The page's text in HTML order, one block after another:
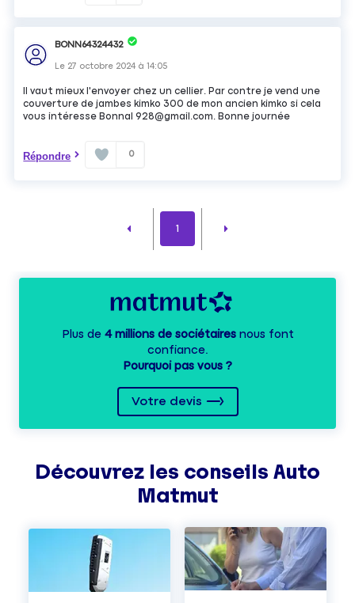
BONN64324432
Le 27 octobre 2024 à14:05
Il vaut mieux l'envoyer chez un cellier. Par contre je vend une
couverture de jambes kimko 300 de mon ancien kimko si cela
vous intéresse Bonnal 928@gmail.com. Bonne journée
Répondre 0
1
Plus de 4 millions de sociétairesnous font
confiance.
Pourquoi pas vous ?
Votre devis
Découvrez les conseils Auto
Matmut